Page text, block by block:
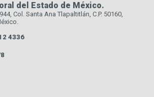
del Estado de México.
Col. Santa Ana Tlapaltitlán, C.P. 50160,
4336